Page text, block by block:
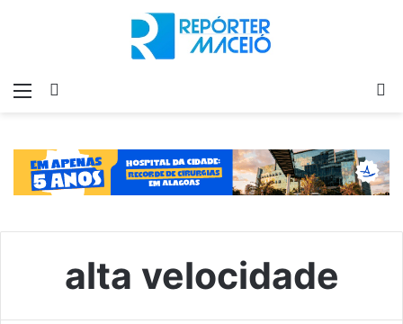
Menu
alta velocidade